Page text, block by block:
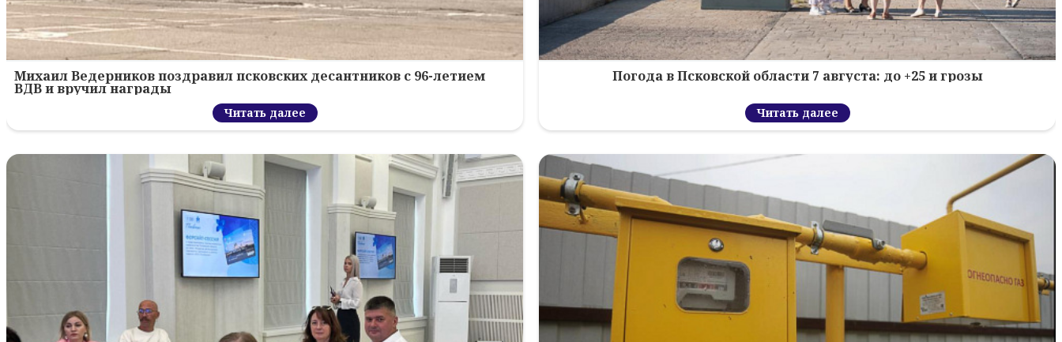
Михаил Ведерников поздравил псковских десантников с 96-летием
ВДВ и вручил награды
Читать далее
Погода в Псковской области 7 августа: до +25 и грозы
Читать далее